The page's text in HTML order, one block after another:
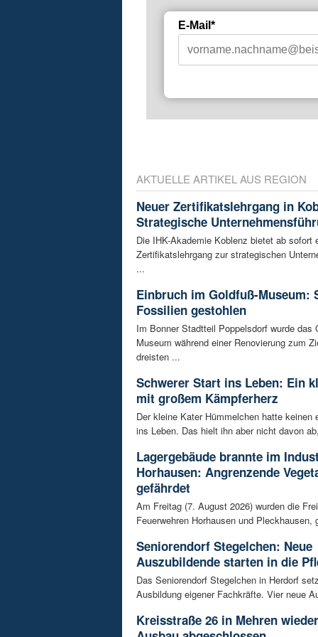
E-Mail*
AKTUELLE ARTIKEL AUS REGION
Neuer Zertifikatslehrgang in
Strategische
Die IHK-Akademie Koblenz bietet ab sofort
Zertifikatslehrgang zur strategischen
...
Einbruch im Goldfuß-Museum:
Fossilien gestohlen
Im Bonner Stadtteil Poppelsdorf wurde das
Museum während einer Renovierung zum
dreisten ...
Schwerer Start ins Leben: Ein
mit großem Kämpferherz
Der kleine Kater Hümmelchen hatte keinen
ins Leben. Das hielt ihn aber nicht davon
Lagergebäude brannte im
Horhausen: Angrenzende
gefährdet
Am Freitag (7. August 2026) wurden die
Feuerwehren Horhausen und Pleckhausen,
Seniorendorf Stegelchen: Neue
Auszubildende starten in die
Das Seniorendorf Stegelchen in Herdorf
Ausbildung eigener Fachkräfte. Vier neue
Kreisstraße 26 in Mehren